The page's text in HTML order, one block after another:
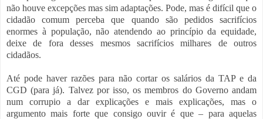
não houve excepções mas sim adaptações. Pode, mas é difícil que o
cidadão comum perceba que quando são pedidos sacrifícios
enormes à população, não atendendo ao princípio da equidade,
deixe de fora desses mesmos sacrifícios milhares de outros
cidadãos.
Até pode haver razões para não cortar os salários da TAP e da
CGD (para já). Talvez por isso, os membros do Governo andam
num corrupio a dar explicações e mais explicações, mas o
argumento mais forte que consigo ouvir é que – para aquelas